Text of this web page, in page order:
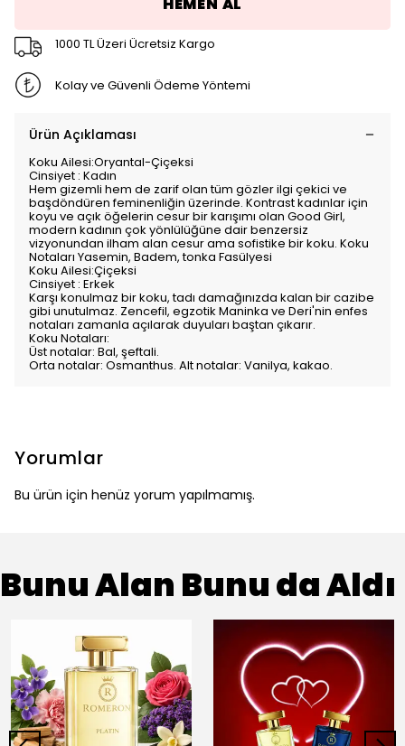
1000 TL Üzeri Ücretsiz Kargo
Kolay ve Güvenli Ödeme Yöntemi
Ürün Açıklaması
Koku Ailesi:Oryantal-Çiçeksi
Cinsiyet : Kadın
Hem gizemli hem de zarif olan tüm gözler ilgi çekici ve
başdöndüren feminenliğin üzerinde. Kontrast kadınlar için
koyu ve açık öğelerin cesur bir karışımı olan Good Girl,
modern kadının çok yönlülüğüne dair benzersiz
vizyonundan ilham alan cesur ama sofistike bir koku. Koku
Notaları Yasemin, Badem, tonka Fasülyesi
Koku Ailesi:Çiçeksi
Cinsiyet : Erkek
Karşı konulmaz bir koku, tadı damağınızda kalan bir cazibe
gibi unutulmaz. Zencefil, egzotik Maninka ve Deri'nin enfes
notaları zamanla açılarak duyuları baştan çıkarır.
Koku Notaları:
Üst notalar: Bal, şeftali.
Orta notalar: Osmanthus. Alt notalar: Vanilya, kakao.
Yorumlar
Bu ürün için henüz yorum yapılmamış.
Bunu Alan Bunu da Aldı